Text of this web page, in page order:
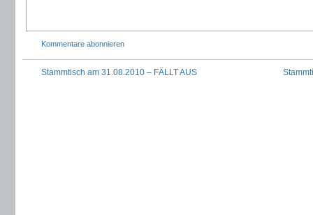
Kommentare abonnieren
Stammtisch am 31.08.2010 – FÄLLT AUS